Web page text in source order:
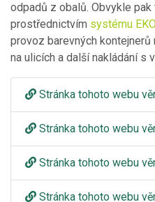
odpadů z obalů. Obvykle
prostřednictvím systému
provoz barevných
na ulicích a další nakládání s
Stránka tohoto webu
Stránka tohoto webu
Stránka tohoto webu
Stránka tohoto webu